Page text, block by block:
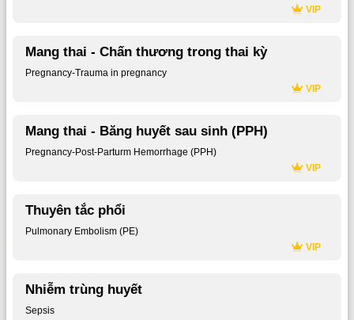
VIP
Mang thai - Chấn thương trong thai kỳ
Pregnancy-Trauma in pregnancy
VIP
Mang thai - Băng huyết sau sinh (PPH)
Pregnancy-Post-Parturm Hemorrhage (PPH)
VIP
Thuyên tắc phổi
Pulmonary Embolism (PE)
VIP
Nhiễm trùng huyết
Sepsis